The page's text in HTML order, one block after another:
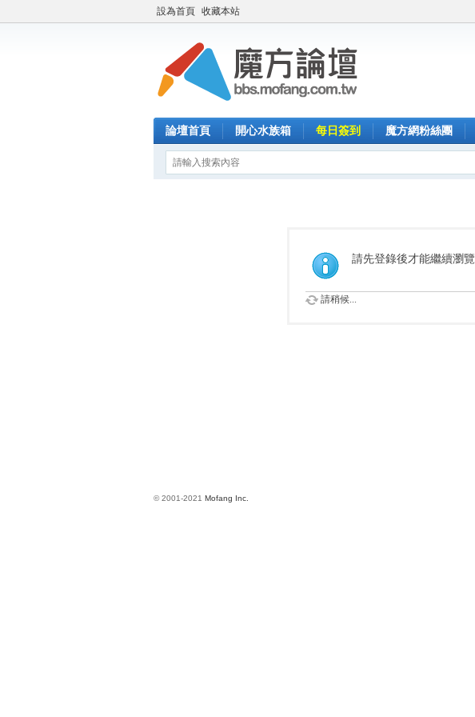
設為首頁 收藏本站
論壇首頁 開心水族箱 每日簽到 魔方網粉絲團
請先登錄後才能繼續瀏覽
請稍候...
© 2001-2021 Mofang Inc.